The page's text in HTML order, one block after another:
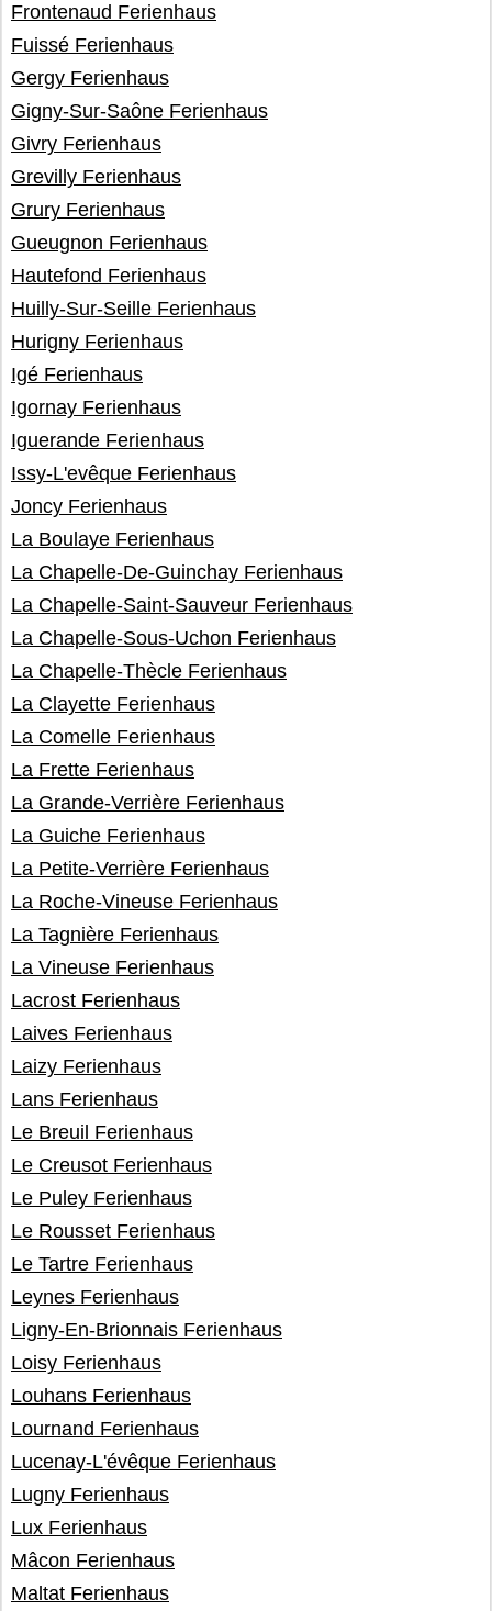
Frontenaud Ferienhaus
Fuissé Ferienhaus
Gergy Ferienhaus
Gigny-Sur-Saône Ferienhaus
Givry Ferienhaus
Grevilly Ferienhaus
Grury Ferienhaus
Gueugnon Ferienhaus
Hautefond Ferienhaus
Huilly-Sur-Seille Ferienhaus
Hurigny Ferienhaus
Igé Ferienhaus
Igornay Ferienhaus
Iguerande Ferienhaus
Issy-L'evêque Ferienhaus
Joncy Ferienhaus
La Boulaye Ferienhaus
La Chapelle-De-Guinchay Ferienhaus
La Chapelle-Saint-Sauveur Ferienhaus
La Chapelle-Sous-Uchon Ferienhaus
La Chapelle-Thècle Ferienhaus
La Clayette Ferienhaus
La Comelle Ferienhaus
La Frette Ferienhaus
La Grande-Verrière Ferienhaus
La Guiche Ferienhaus
La Petite-Verrière Ferienhaus
La Roche-Vineuse Ferienhaus
La Tagnière Ferienhaus
La Vineuse Ferienhaus
Lacrost Ferienhaus
Laives Ferienhaus
Laizy Ferienhaus
Lans Ferienhaus
Le Breuil Ferienhaus
Le Creusot Ferienhaus
Le Puley Ferienhaus
Le Rousset Ferienhaus
Le Tartre Ferienhaus
Leynes Ferienhaus
Ligny-En-Brionnais Ferienhaus
Loisy Ferienhaus
Louhans Ferienhaus
Lournand Ferienhaus
Lucenay-L'évêque Ferienhaus
Lugny Ferienhaus
Lux Ferienhaus
Mâcon Ferienhaus
Maltat Ferienhaus